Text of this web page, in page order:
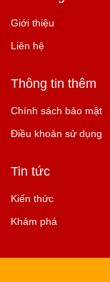
Giới thiệu
Liên hệ
Thông tin thêm
Chính sách bảo mật
Điều khoản sử dụng
Tin tức
Kiến thức
Khám phá